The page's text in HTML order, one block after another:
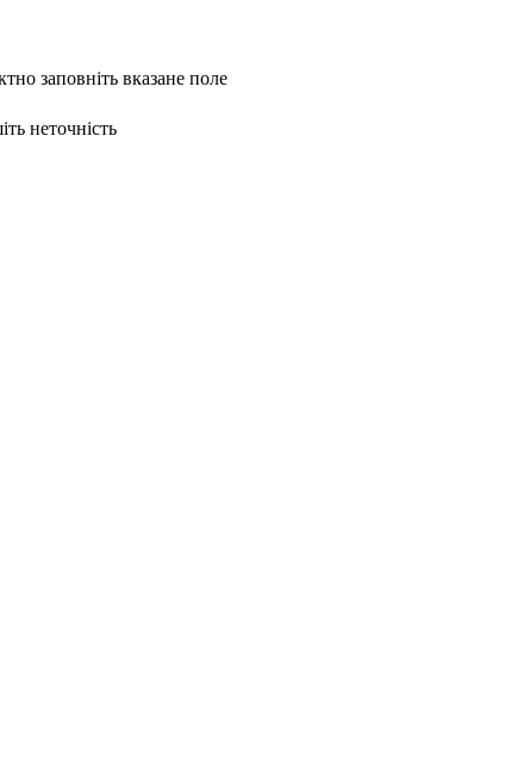
заповніть вказане поле
неточність